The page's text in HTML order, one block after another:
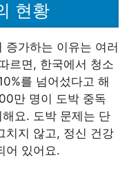
현황
증가하는 이유는 여러
르면, 한국에서 청소
를 넘어섰다고 해
만 명이 도박 중독
요. 도박 문제는 단
치지 않고, 정신 건강
어 있어요.